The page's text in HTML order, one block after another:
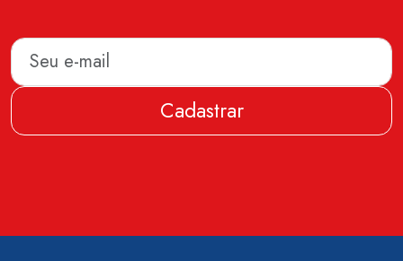
Cadastrar